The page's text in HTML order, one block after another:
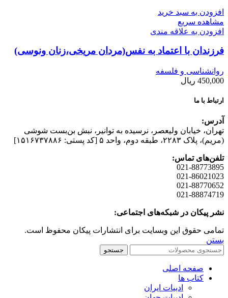
افزودن به سبد خرید
مشاهده سریع
افزودن به علاقه مندی
فرزندان با اعتماد به نفس(مردان مریخی،زنان ونوسی)
روانشناسی و فلسفه
450,000 ریال
ارتباط با ما
آدرس:
تهران، خیابان وليعصر، نرسيده به توانير، نبش بن‌بست شوشی
(مريم)، پلاک ۲۲۸۳، طبقه دوم، واحد ۵ [کد پستی: ۱۵۱۶۷۳۷۸۸۶]
تلفن‌های تماس:
021-88773895
021-86021023
021-88770652
021-88874719
نشر پیکان در شبکه‌های اجتماعی:
تمامی حقوق این وبسایت برای انتشارات پیکان محفوظ است.
بستن
جستجو
صفحه اصلی
کتاب ها
ادبیات ایران